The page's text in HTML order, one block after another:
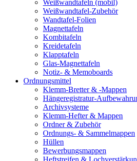
Weißwandtafeln (mobil)
Weißwandtafel-Zubehör
Wandtafel-Folien
Magnettafeln
Kombitafeln
Kreidetafeln
Klapptafeln
Glas-Magnettafeln
Notiz- & Memoboards
Ordnungsmittel
Klemm-Bretter & -Mappen
Hängeregistratur-
Archivsysteme
Klemm-Hefter & Mappen
Ordner & Zubehör
Ordnungs- & Sammelmappen
Hüllen
Bewerbungsmappen
Heftstreifen &